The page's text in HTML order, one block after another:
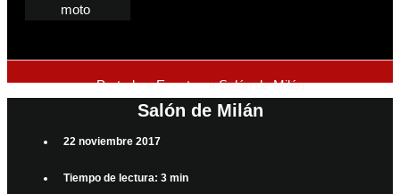
moto
Portada»Eventos»Salón de Milán
Salón de Milán
22 noviembre 2017
Tiempo de lectura: 3 min